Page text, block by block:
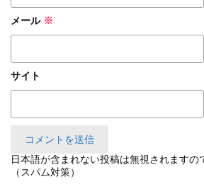
メール ※
サイト
日本語が含まれない投稿は無視されますの
（スパム対策）